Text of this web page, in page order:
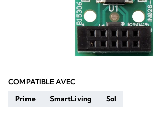
COMPATIBLE AVEC
Prime
SmartLiving Sol